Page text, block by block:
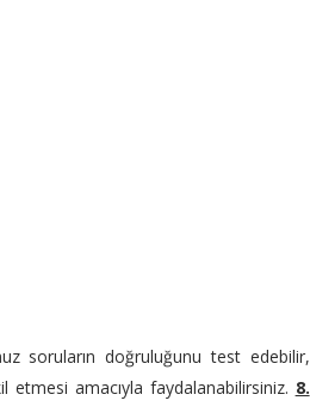
soruların doğruluğunu test edebilir,
etmesi amacıyla faydalanabilirsiniz. 8.